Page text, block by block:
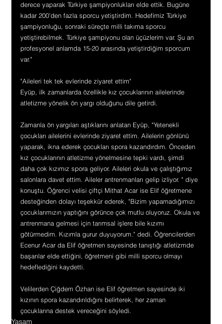
derece yaparak Türkiye şampiyonlukları elde ettik. Bugüne
kadar 200'den fazla sporcu yetiştirdim. Hedefimiz Türkiye
şampiyonluğu, sonraki süreçte milli takıma sporcu
yetiştirebilmek. Türkiye şampiyonu olan üçüzlerim var. Şu an
profesyonel anlamda 15-20 arasında yetiştirdiğim sporcum
var."
"Aileleri tek tek evlerinde ziyaret ettim"
Eyüp, ilk zamanlarda özellikle kız çocuklarının ailelerinde
atletizme yönelik ön yargı olduğunu dile getirdi.
Zamanla ön yargıları aştıklarını anlatan Eyüp, "Yetenekli
çocukları ailelerini evlerinde ziyaret ettim. Ailelerin gönlünü
yaparak, ikna ederek çocukları spora kazandırdım. Önceden
kız çocuklarının atletizme yönelmesine tepki vardı, şimdi
daha çok kızımız spora geliyor. Aileleri okula ve çalıştığımız
salonlara davet ettim. Aileler antrenmanları gelip izliyor. " diye
konuştu. Öğrenci velisi çiftçi Mithat Acar ise Elif öğretmene
desteğinden dolayı teşekkür ederek, "Bizim yapamadığımızı
çocuklarımızın yaptığını görünce çok mutlu oluyoruz. Okula ve
antrenmana gelmesi için tarımsal işlere bile kızımı
götürmedim. Kızımla gurur duyuyorum." dedi. Öğrencilerden
Ecenur Acar da Elif öğretmen sayesinde tanıştığı atletizmde
başarılar elde ettiğini, öğretmeni gibi milli sporcu olmayı
hedeflediğini kaydetti.
Velilerden Çiğdem Özhan ise Elif öğretmen sayesinde iki
kızının spora kazandırıldığını belirterek, her zaman
çocuklarına destek vereceğini söyledi.
Yaşam